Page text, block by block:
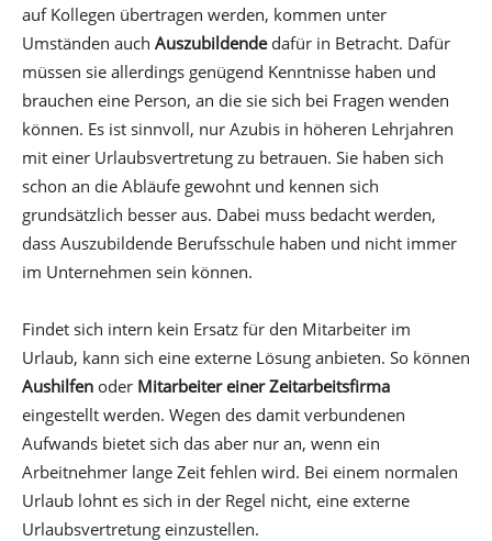
auf Kollegen übertragen werden, kommen unter
Umständen auch Auszubildendedafür in Betracht. Dafür
müssen sie allerdings genügend Kenntnisse haben und
brauchen eine Person, an die sie sich bei Fragen wenden
können. Es ist sinnvoll, nur Azubis in höheren Lehrjahren
mit einer Urlaubsvertretung zu betrauen. Sie haben sich
schon an die Abläufe gewohnt und kennen sich
grundsätzlich besser aus. Dabei muss bedacht werden,
dass Auszubildende Berufsschule haben und nicht immer
im Unternehmen sein können.
Findet sich intern kein Ersatz für den Mitarbeiter im
Urlaub, kann sich eine externe Lösung anbieten. So können
Aushilfen oder Mitarbeiter einer Zeitarbeitsfirma
eingestellt werden. Wegen des damit verbundenen
Aufwands bietet sich das aber nur an, wenn ein
Arbeitnehmer lange Zeit fehlen wird. Bei einem normalen
Urlaub lohnt es sich in der Regel nicht, eine externe
Urlaubsvertretung einzustellen.